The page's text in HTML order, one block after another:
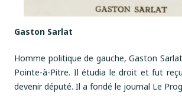
Gaston Sarlat
Homme politique de gauche, Gaston
Pointe-à-Pitre. Il étudia le droit et fut
devenir député. Il a fondé le journal Le